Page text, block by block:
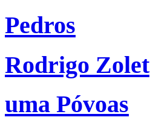
Pedros
Rodrigo Zolet
uma Póvoas